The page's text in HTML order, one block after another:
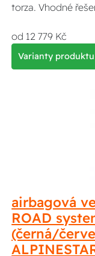
torza. Vhodné
od 12 779 Kč
Varianty produktu
airbagová
ROAD
(černá/